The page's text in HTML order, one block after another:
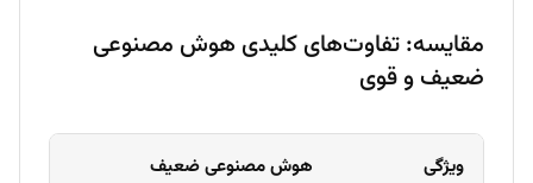
مقایسه: تفاوت‌های کلیدی هوش مصنوعی
ضعیف و قوی
ویژگی هوش مصنوعی ضعیف